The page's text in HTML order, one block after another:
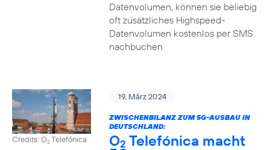
Datenvolumen, können sie beliebig
oft zusätzliches Highspeed-
Datenvolumen kostenlos per SMS
nachbuchen.
Credits: O2Telefónica
19. März 2024
ZWISCHENBILANZ ZUM 5G-AUSBAU IN
DEUTSCHLAND:
O2 Telefónica macht